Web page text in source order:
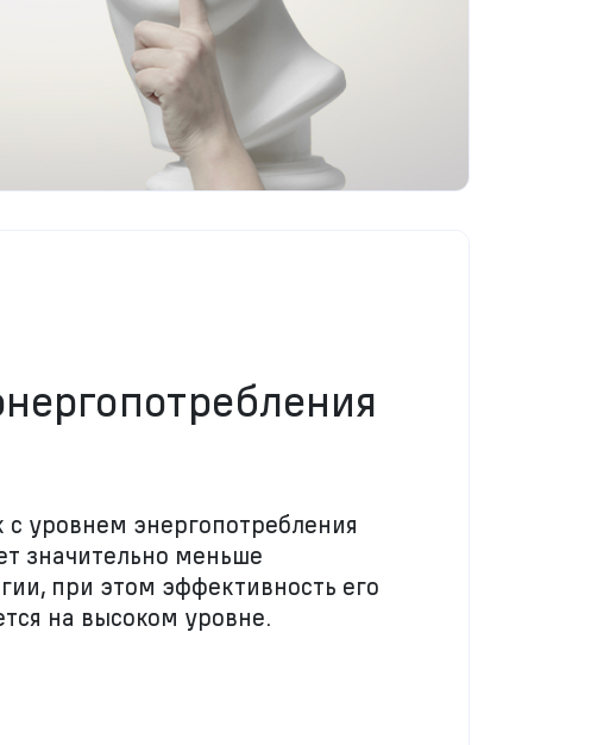
с уровнем энергопотребления
значительно меньше
при этом эффективность его
на высоком уровне.